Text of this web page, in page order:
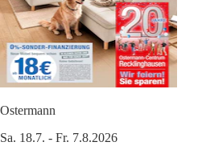
Ostermann
Sa. 18.7. - Fr. 7.8.2026